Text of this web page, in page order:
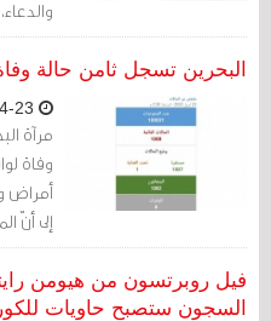
الصوت
البحرين تسجل ثامن حالة
مرآة
أمراض
إلى أنّ
فيل روبرتسون من هيومن
السجون ستصبح حاويات